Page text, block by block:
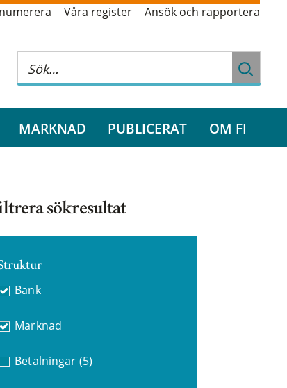
Våra register Ansök och rapportera
MARKNAD PUBLICERAT OM FI
sökresultat
Bank
Marknad
Betalningar (5)